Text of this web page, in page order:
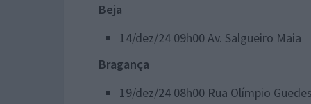
Beja
​14/dez/24 09h00 Av. Salgueiro Maia
Bragança
​19/dez/24 08h00 Rua Olímpio